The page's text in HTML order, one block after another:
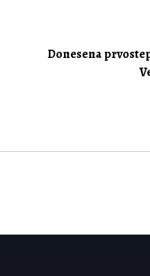
Donesena